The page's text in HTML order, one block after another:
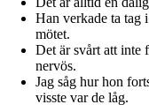
Han verkade ta tag
mötet.
Det är svårt att inte
nervös.
Jag såg hur hon
visste var de låg.